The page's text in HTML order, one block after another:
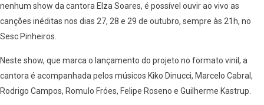
nenhum show da cantora Elza Soares, é possível ouvir ao vivo as
canções inéditas nos dias 27, 28 e 29 de outubro, sempre às 21h, no
Sesc Pinheiros.
Neste show, que marca o lançamento do projeto no formato vinil, a
cantora é acompanhada pelos músicos Kiko Dinucci, Marcelo Cabral,
Rodrigo Campos, Romulo Fróes, Felipe Roseno e Guilherme Kastrup.